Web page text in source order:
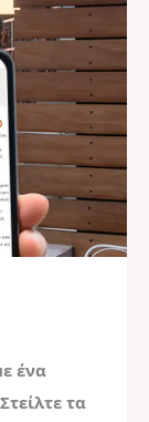
ένα
τα